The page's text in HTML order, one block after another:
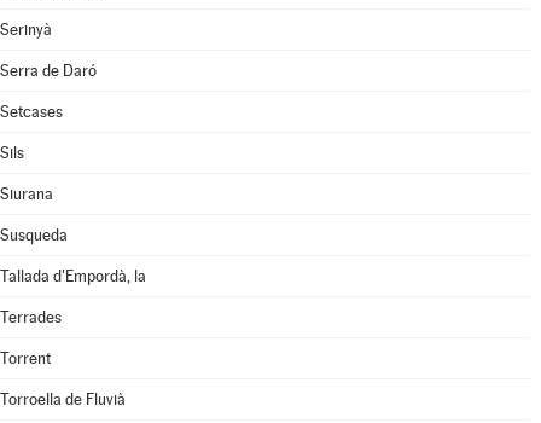
Serinyà
Serra de Daró
Setcases
Sils
Siurana
Susqueda
Tallada d'Empordà, la
Terrades
Torrent
Torroella de Fluvià